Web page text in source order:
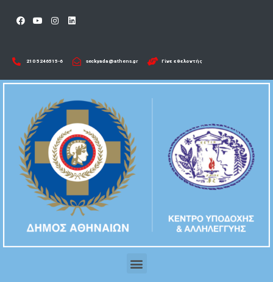
210 5246515-6​ seckyada@athens.gr Γίνε εθελοντής